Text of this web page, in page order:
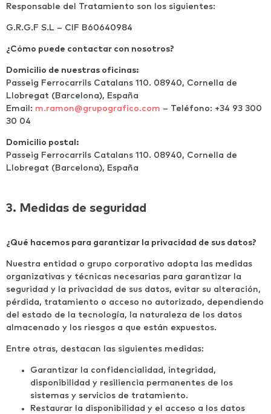
Responsable del Tratamiento son los siguientes:
G.R.G.F S.L – CIF B60640984
¿Cómo puede contactar con nosotros?
Domicilio de nuestras oficinas:
Passeig Ferrocarrils Catalans 110. 08940, Cornella de
Llobregat (Barcelona), España
Email: m.ramon@grupografico.com – Teléfono: +34 93 300
30 04
Domicilio postal:
Passeig Ferrocarrils Catalans 110. 08940, Cornella de
Llobregat (Barcelona), España
3. Medidas de seguridad
¿Qué hacemos para garantizar la privacidad de sus datos?
Nuestra entidad o grupo corporativo adopta las medidas
organizativas y técnicas necesarias para garantizar la
seguridad y la privacidad de sus datos, evitar su alteración,
pérdida, tratamiento o acceso no autorizado, dependiendo
del estado de la tecnología, la naturaleza de los datos
almacenado y los riesgos a que están expuestos.
Entre otras, destacan las siguientes medidas:
Garantizar la confidencialidad, integridad,
disponibilidad y resiliencia permanentes de los
sistemas y servicios de tratamiento.
Restaurar la disponibilidad y el acceso a los datos